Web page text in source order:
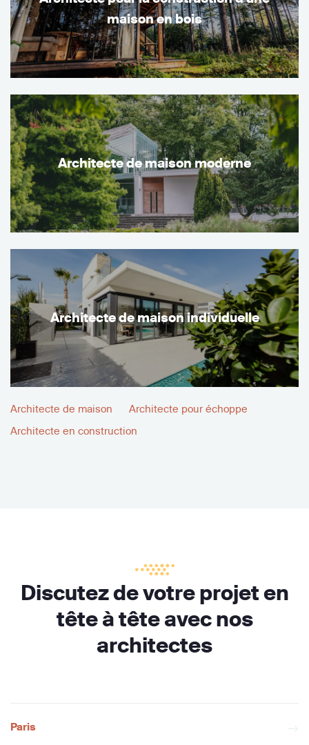
maison en bois
Architecte de maison moderne
Architecte de maison individuelle
Architecte de maison
Architecte pour échoppe
Architecte en construction
Discutez de votre projet en
tête à tête avec nos
architectes
Paris